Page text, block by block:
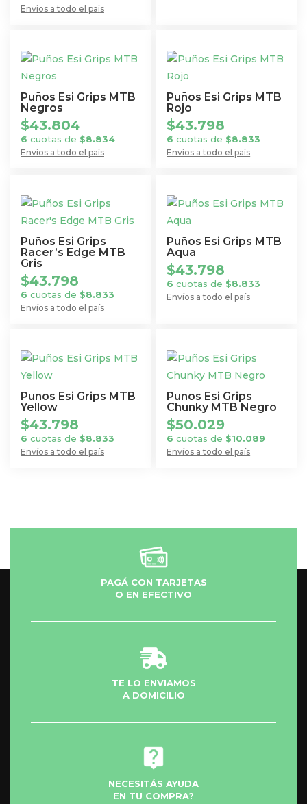
Envíos a todo el país
Puños Esi Grips MTB
Negros
Envíos a todo el país
$43.804
6 cuotas de $8.834
Puños Esi Grips MTB
Rojo
Envíos a todo el país
$43.798
6 cuotas de $8.833
Puños Esi Grips
Racer’s Edge MTB
Gris
Envíos a todo el país
$43.798
6 cuotas de $8.833
Puños Esi Grips MTB
Aqua
Envíos a todo el país
$43.798
6 cuotas de $8.833
Puños Esi Grips MTB
Yellow
Envíos a todo el país
$43.798
6 cuotas de $8.833
Puños Esi Grips
Chunky MTB Negro
Envíos a todo el país
$50.029
6 cuotas de $10.089
PAGÁ CON TARJETAS
O EN EFECTIVO
TE LO ENVIAMOS
A DOMICILIO
NECESITÁS AYUDA
EN TU COMPRA?